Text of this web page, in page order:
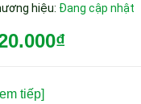
hiệu: Đang cập nhật
tiếp]